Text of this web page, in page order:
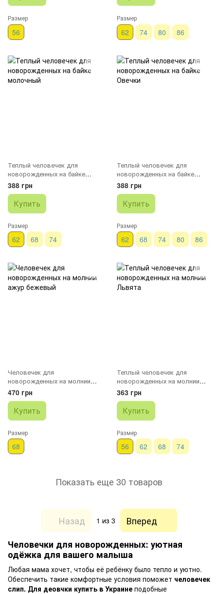
Размер
56
Размер
62 74 80 86
Теплый человечек для
новорожденных на байке
молочный
388 грн
Купить
Размер
62 68 74
Теплый человечек для
новорожденных на байке
Овечки
388 грн
Купить
Размер
62 68 74 80 86
Человечек для
новорожденных на молнии
ажур бежевый
470 грн
Купить
Размер
68
Теплый человечек для
новорожденных на молнии
Львята
363 грн
Купить
Размер
56 62 68 74
Показать еще 30 товаров
Назад 1 из 3
Вперед
Человечки для новорожденных: уютная
одёжка для вашего малыша
Любая мама хочет, чтобы её ребёнку было тепло и уютно.
Обеспечить такие комфортные условия поможет человечек
слип. Для деовчки купить в Украине подобные